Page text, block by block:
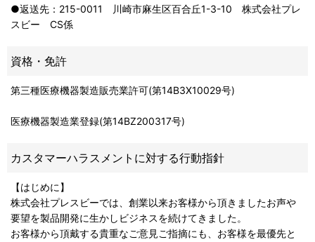
●返送先：215-0011 川崎市麻生区百合丘1-3-10 株式会社プレ
スビー CS係
資格・免許
第三種医療機器製造販売業許可(第14B3X10029号)
医療機器製造業登録(第14BZ200317号)
カスタマーハラスメントに対する行動指針
【はじめに】
株式会社プレスビーでは、創業以来お客様から頂きましたお声や
要望を製品開発に生かしビジネスを続けてきました。
お客様から頂戴する貴重なご意見ご指摘にも、お客様を最優先と